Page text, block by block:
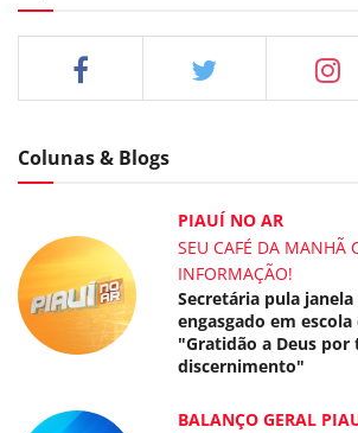
Colunas & Blogs
PIAUÍ NO AR
SEU CAFÉ DA MANHÃ
INFORMAÇÃO!
Secretária pula
engasgado em escola
"Gratidão a Deus por
discernimento"
BALANÇO GERAL